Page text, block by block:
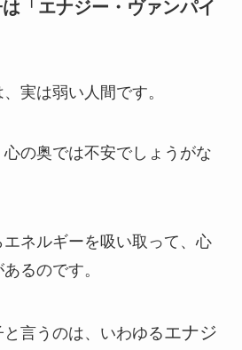
「エナジー・ヴァンパイ
実は弱い人間です。
の奥では不安でしょうがな
ネルギーを吸い取って、心
るのです。
言うのは、いわゆるエナジ